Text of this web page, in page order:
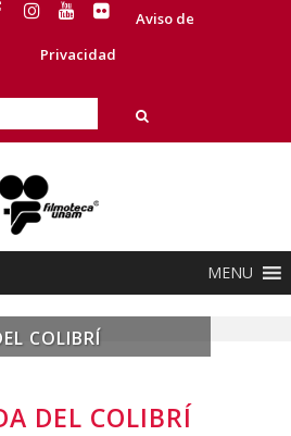
Aviso de
Privacidad
MENU
COLIBRÍ
DEL COLIBRÍ